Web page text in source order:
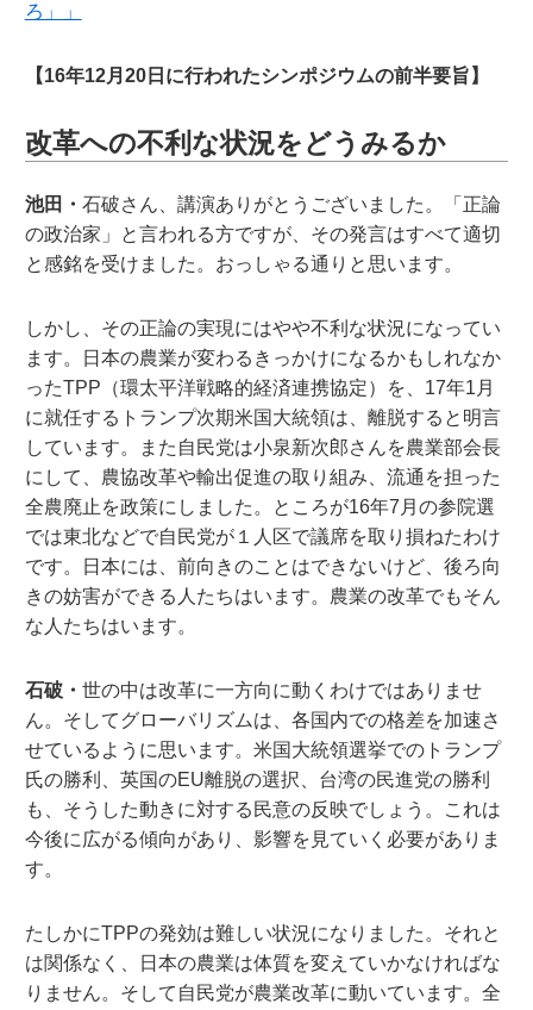
ろ」」
【16年12月20日に行われたシンポジウムの前半要旨】
改革への不利な状況をどうみるか
池田・ 石破さん、講演ありがとうございました。「正論
の政治家」と言われる方ですが、その発言はすべて適切
と感銘を受けました。おっしゃる通りと思います。
しかし、その正論の実現にはやや不利な状況になってい
ます。日本の農業が変わるきっかけになるかもしれなか
ったTPP（環太平洋戦略的経済連携協定）を、17年1月
に就任するトランプ次期米国大統領は、離脱すると明言
しています。また自民党は小泉新次郎さんを農業部会長
にして、農協改革や輸出促進の取り組み、流通を担った
全農廃止を政策にしました。ところが16年7月の参院選
では東北などで自民党が１人区で議席を取り損ねたわけ
です。日本には、前向きのことはできないけど、後ろ向
きの妨害ができる人たちはいます。農業の改革でもそん
な人たちはいます。
石破・ 世の中は改革に一方向に動くわけではありませ
ん。そしてグローバリズムは、各国内での格差を加速さ
せているように思います。米国大統領選挙でのトランプ
氏の勝利、英国のEU離脱の選択、台湾の民進党の勝利
も、そうした動きに対する民意の反映でしょう。これは
今後に広がる傾向があり、影響を見ていく必要がありま
す。
たしかにTPPの発効は難しい状況になりました。それと
は関係なく、日本の農業は体質を変えていかなければな
りません。そして自民党が農業改革に動いています。全